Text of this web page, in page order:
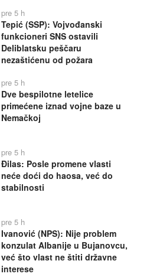
pre 5 h
Tepić (SSP): Vojvođanski
funkcioneri SNS ostavili
Deliblatsku peščaru
nezaštićenu od požara
pre 5 h
Dve bespilotne letelice
primećene iznad vojne baze u
Nemačkoj
pre 5 h
Đilas: Posle promene vlasti
neće doći do haosa, već do
stabilnosti
pre 5 h
Ivanović (NPS): Nije problem
konzulat Albanije u Bujanovcu,
već što vlast ne štiti državne
interese